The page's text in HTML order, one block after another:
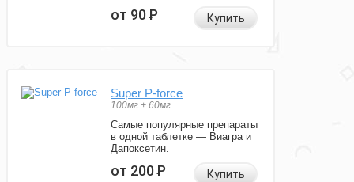
от 90Р Купить
Super P-force
100мг + 60мг
Самые популярные препараты
в одной таблетке — Виагра и
Дапоксетин.
от 200Р Купить